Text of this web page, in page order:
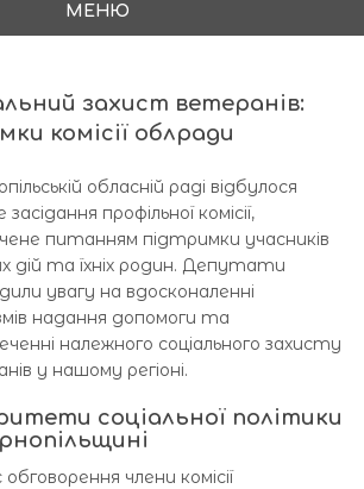
МЕНЮ
захист ветеранів:
комісії облради
обласній раді відбулося
засідання профільної комісії,
питанням підтримки учасників
дій та їхніх родин. Депутати
увагу на вдосконаленні
надання допомоги та
належного соціального захисту
у нашому регіоні.
соціальної політики
обговорення члени комісії